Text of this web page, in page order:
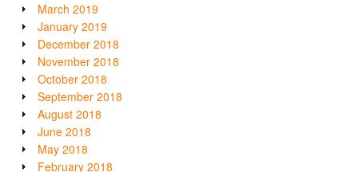
March 2019
January 2019
December 2018
November 2018
October 2018
September 2018
August 2018
June 2018
May 2018
February 2018